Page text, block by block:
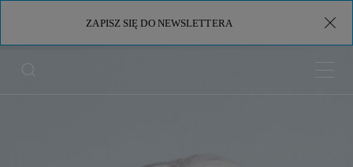
Menu
ZAPISZ SIĘ DO NEWSLETTERA